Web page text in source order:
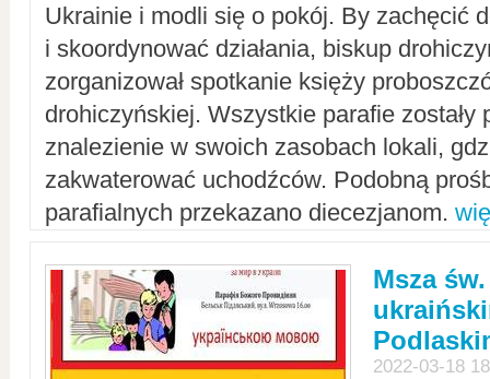
Ukrainie i modli się o pokój. By zachęcić
i skoordynować działania, biskup
zorganizował spotkanie księży
drohiczyńskiej. Wszystkie parafie zostały
znalezienie w swoich zasobach lokali,
zakwaterować uchodźców. Podobną
parafialnych przekazano diecezjanom.
Msza
2022-03-18